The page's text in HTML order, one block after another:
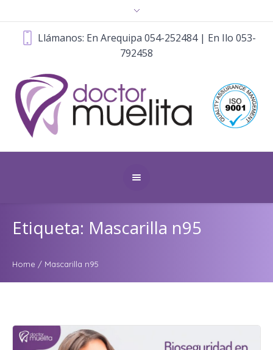
Llámanos: En Arequipa 054-252484 | En Ilo 053-
792458
Etiqueta: Mascarilla n95
Home / Mascarilla n95